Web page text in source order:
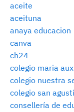
aceite
aceituna
anaya educacion
canva
ch24
colegio maria
colegio nuestra
colegio san
consellería de